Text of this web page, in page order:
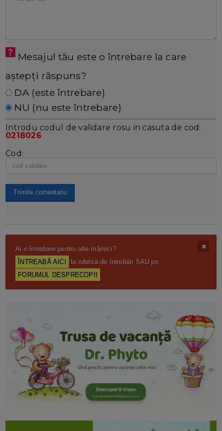
Mesajul tău este o întrebare la care
aștepți răspuns?
DA (este întrebare)
NU (nu este întrebare)
Introdu codul de validare rosu in casuta de cod:
0218026
Cod:
Ai o întrebare pentru alte mămici?
ÎNTREABĂ AICI
la rubrica de întrebări SAU pe
FORUMUL DESPRECOPII